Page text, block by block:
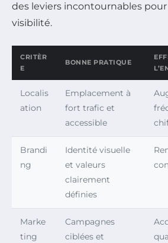
des leviers incontournables
visibilité.
CRITÈR
E
BONNE PRATIQUE
Localis
ation
Emplacement à
fort trafic et
accessible
Brandi
ng
Identité visuelle
et valeurs
clairement
définies
Marke
ting
Campagnes
ciblées et